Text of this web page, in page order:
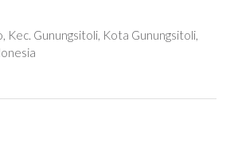
Kec. Gunungsitoli, Kota Gunungsitoli,